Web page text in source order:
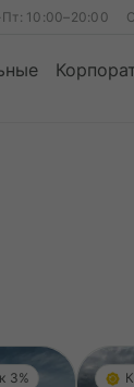
10:00–20:00
3%